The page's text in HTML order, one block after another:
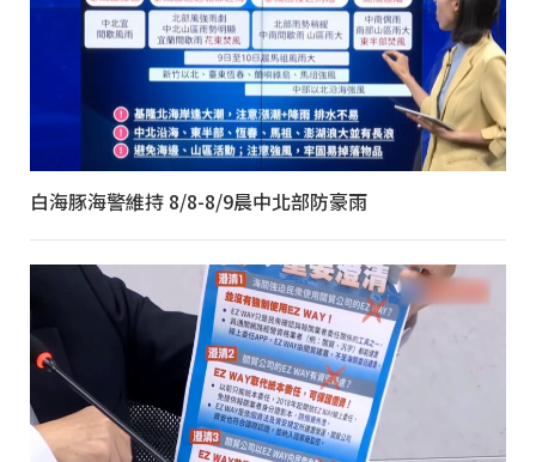
白海豚海警維持 8/8-8/9晨中北部防豪雨